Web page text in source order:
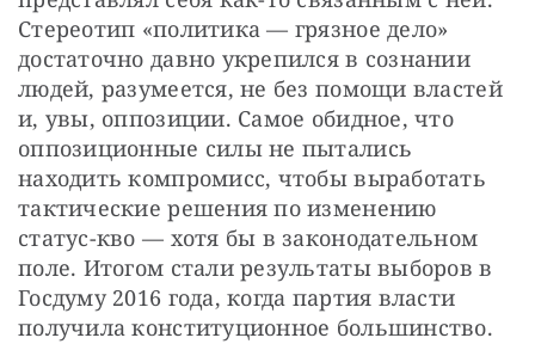
Стереотип «политика — грязное дело»
достаточно давно укрепился в сознании
людей, разумеется, не без помощи властей
и, увы, оппозиции. Самое обидное, что
оппозиционные силы не пытались
находить компромисс, чтобы выработать
тактические решения по изменению
статус-кво — хотя бы в законодательном
поле. Итогом стали результаты выборов в
Госдуму 2016 года, когда партия власти
получила конституционное большинство.